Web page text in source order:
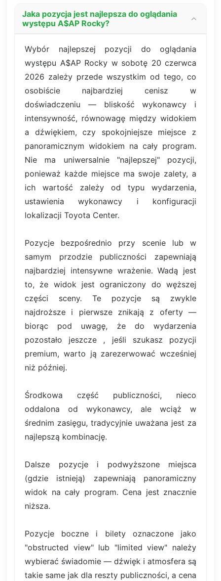
Jaka pozycja jest najlepsza do oglądania
występu A$AP Rocky?
Wybór najlepszej pozycji do oglądania
występu A$AP Rocky w sobotę 20 czerwca
2026 zależy przede wszystkim od tego, co
osobiście najbardziej cenisz w
doświadczeniu — bliskość wykonawcy i
intensywność, równowagę między widokiem
a dźwiękiem, czy spokojniejsze miejsce z
panoramicznym widokiem na cały program.
Nie ma uniwersalnie "najlepszej" pozycji,
ponieważ każde miejsce ma swoje zalety, a
ich wartość zależy od typu wydarzenia,
ustawienia wykonawcy i konfiguracji
lokalizacji Toyota Center.
Pozycje bezpośrednio przy scenie lub w
samym przodzie publiczności zapewniają
najbardziej intensywne wrażenie. Wadą jest
to, że widok jest ograniczony do węższej
części sceny. Te pozycje są zwykle
najdroższe i pierwsze znikają z oferty —
biorąc pod uwagę, że do wydarzenia
pozostało jeszcze , jeśli szukasz pozycji
premium, warto ją zarezerwować wcześniej
niż później.
Środkowa część publiczności, nieco
oddalona od wykonawcy, ale wciąż w
średnim zasięgu, tradycyjnie uważana jest za
najlepszą kombinację.
Dalsze pozycje i podwyższone miejsca
(gdzie istnieją) zapewniają panoramiczny
widok na cały program. Cena jest znacznie
niższa.
Pozycje boczne i bilety oznaczone jako
"obstructed view" lub "limited view" należy
wybierać świadomie — dźwięk i atmosfera są
takie same jak dla reszty publiczności, a cena